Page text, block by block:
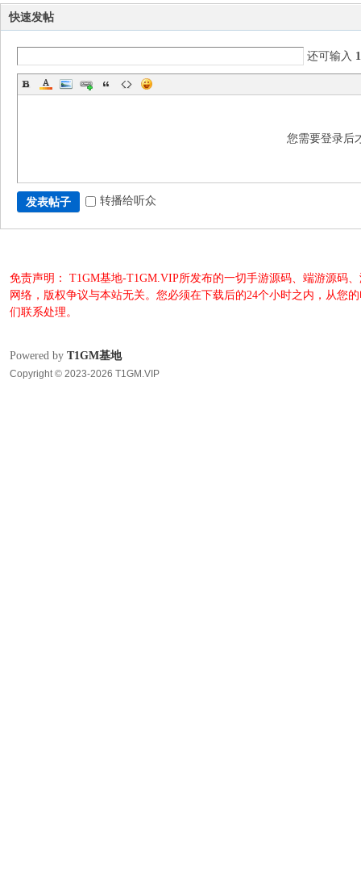
快速发帖
还可输入
您需要登录后
发表帖子 转播给听众
免责声明： T1GM基地-T1GM.VIP所发布的一切手游源码、端游源码
网络，版权争议与本站无关。您必须在下载后的24个小时之内，从您
们联系处理。
Powered by T1GM基地
Copyright © 2023-2026 T1GM.VIP